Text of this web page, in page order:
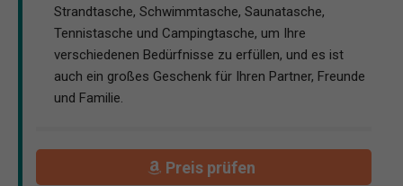
Strandtasche, Schwimmtasche, Saunatasche,
Tennistasche und Campingtasche, um Ihre
verschiedenen Bedürfnisse zu erfüllen, und es ist
auch ein großes Geschenk für Ihren Partner, Freunde
und Familie.
Preis prüfen